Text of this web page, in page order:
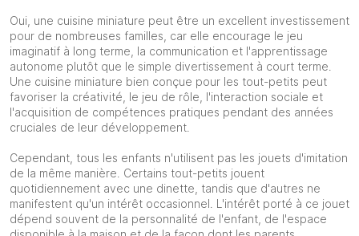
Oui, une cuisine miniature peut être un excellent investissement
pour de nombreuses familles, car elle encourage le jeu
imaginatif à long terme, la communication et l'apprentissage
autonome plutôt que le simple divertissement à court terme.
Une cuisine miniature bien conçue pour les tout-petits peut
favoriser la créativité, le jeu de rôle, l'interaction sociale et
l'acquisition de compétences pratiques pendant des années
cruciales de leur développement.
Cependant, tous les enfants n'utilisent pas les jouets d'imitation
de la même manière. Certains tout-petits jouent
quotidiennement avec une dinette, tandis que d'autres ne
manifestent qu'un intérêt occasionnel. L'intérêt porté à ce jouet
dépend souvent de la personnalité de l'enfant, de l'espace